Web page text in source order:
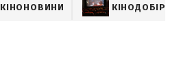
КІНОНОВИНИ КІНОДОБІРКИ